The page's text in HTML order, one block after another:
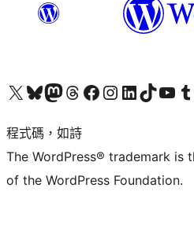
查看我們的 X (之前的 Twitter) 帳號造訪我們的 Bluesky 帳號造訪我們的 Mastodon 帳號造訪我們的 Threads 帳號 造訪我們的 Facebook 粉絲專頁Visit our Instagram account
Visit our LinkedIn account
造訪我們的 TikTok 帳號Visit our 造訪我們的 Tumblr 帳號
程式碼，如詩
The WordPress® trademark is
of the WordPress Foundation.